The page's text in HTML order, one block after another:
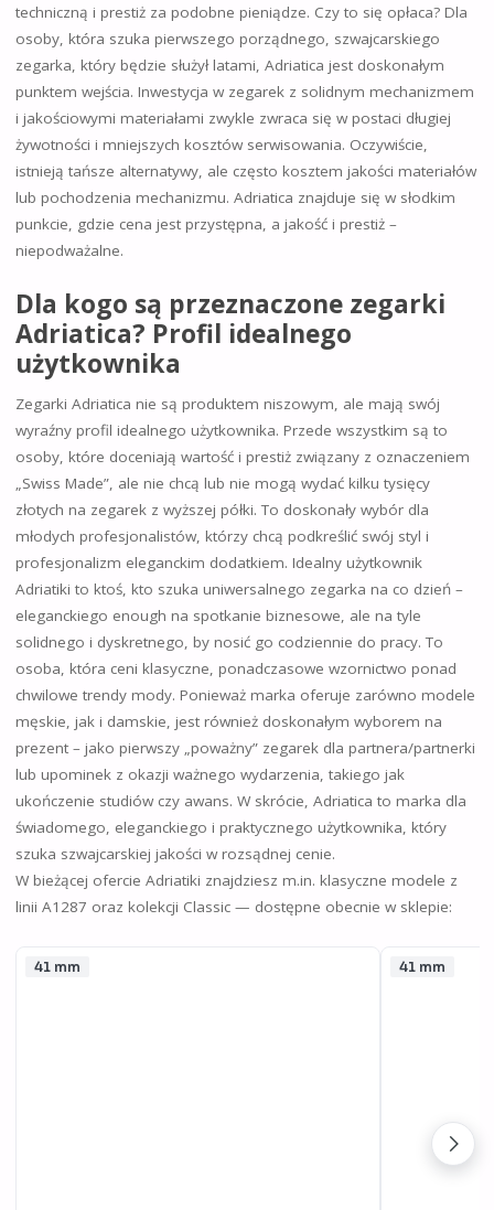
techniczną i prestiż za podobne pieniądze. Czy to się opłaca? Dla
osoby, która szuka pierwszego porządnego, szwajcarskiego
zegarka, który będzie służył latami, Adriatica jest doskonałym
punktem wejścia. Inwestycja w zegarek z solidnym mechanizmem
i jakościowymi materiałami zwykle zwraca się w postaci długiej
żywotności i mniejszych kosztów serwisowania. Oczywiście,
istnieją tańsze alternatywy, ale często kosztem jakości materiałów
lub pochodzenia mechanizmu. Adriatica znajduje się w słodkim
punkcie, gdzie cena jest przystępna, a jakość i prestiż –
niepodważalne.
Dla kogo są przeznaczone zegarki
Adriatica? Profil idealnego
użytkownika
Zegarki Adriatica nie są produktem niszowym, ale mają swój
wyraźny profil idealnego użytkownika. Przede wszystkim są to
osoby, które doceniają wartość i prestiż związany z oznaczeniem
„Swiss Made”, ale nie chcą lub nie mogą wydać kilku tysięcy
złotych na zegarek z wyższej półki. To doskonały wybór dla
młodych profesjonalistów, którzy chcą podkreślić swój styl i
profesjonalizm eleganckim dodatkiem. Idealny użytkownik
Adriatiki to ktoś, kto szuka uniwersalnego zegarka na co dzień –
eleganckiego enough na spotkanie biznesowe, ale na tyle
solidnego i dyskretnego, by nosić go codziennie do pracy. To
osoba, która ceni klasyczne, ponadczasowe wzornictwo ponad
chwilowe trendy mody. Ponieważ marka oferuje zarówno modele
męskie, jak i damskie, jest również doskonałym wyborem na
prezent – jako pierwszy „poważny” zegarek dla partnera/partnerki
lub upominek z okazji ważnego wydarzenia, takiego jak
ukończenie studiów czy awans. W skrócie, Adriatica to marka dla
świadomego, eleganckiego i praktycznego użytkownika, który
szuka szwajcarskiej jakości w rozsądnej cenie.
W bieżącej ofercie Adriatiki znajdziesz m.in. klasyczne modele z
linii A1287 oraz kolekcji Classic — dostępne obecnie w sklepie:
41 mm 41 mm